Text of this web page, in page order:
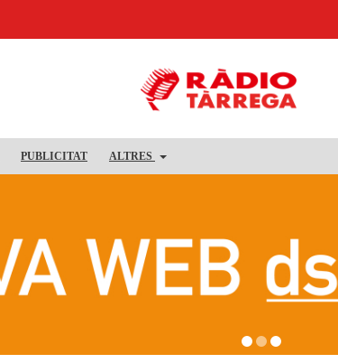
PUBLICITAT ALTRES